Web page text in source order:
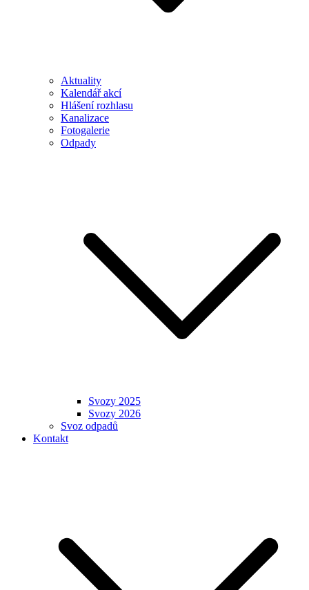
Aktuality
Kalendář akcí
Hlášení rozhlasu
Kanalizace
Fotogalerie
Odpady
Svozy 2025
Svozy 2026
Svoz odpadů
Kontakt